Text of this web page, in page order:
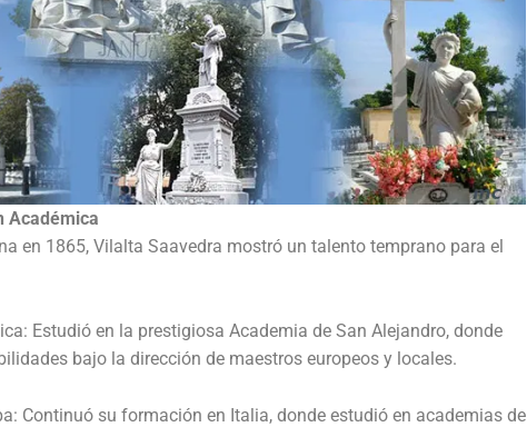
Académica
en 1865, Vilalta Saavedra mostró un talento temprano para el
Estudió en la prestigiosa Academia de San Alejandro, donde
bajo la dirección de maestros europeos y locales.
Continuó su formación en Italia, donde estudió en academias de